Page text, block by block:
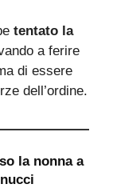
tentato la
a ferire
di essere
dell’ordine.
la nonna a